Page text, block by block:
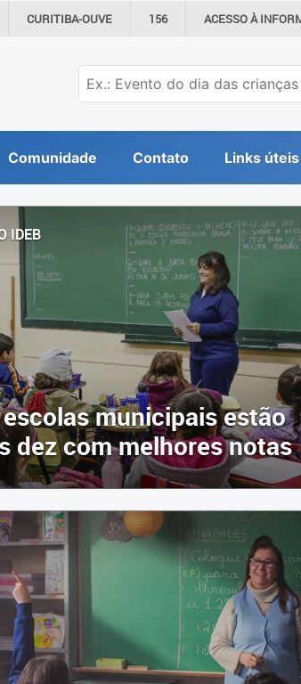
CURITIBA-OUVE 156 ACESSO À
Comunidade Contato Links úteis
IDEB
municipais estão
dez com melhores notas